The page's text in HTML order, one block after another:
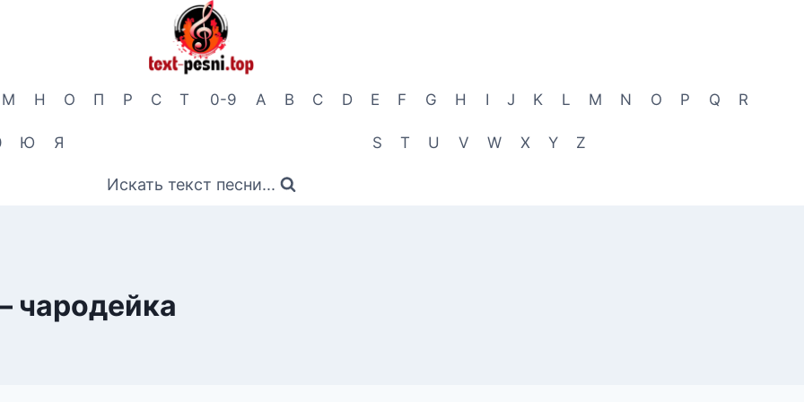
М Н О П Р С Т
Ю Я
0-9 A B C D E F G H I J K L M N O P Q R
S T U V W X Y Z
Искать текст песни...
чародейка